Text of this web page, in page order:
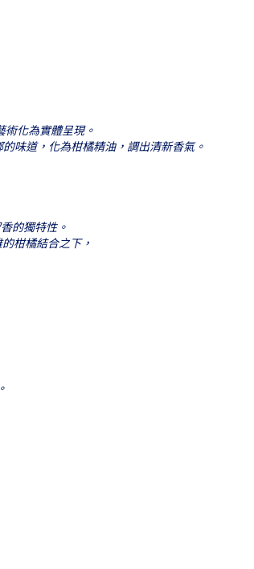
化為實體呈現。
味道，化為柑橘精油，調出清新香氣。
的獨特性。
柑橘結合之下，